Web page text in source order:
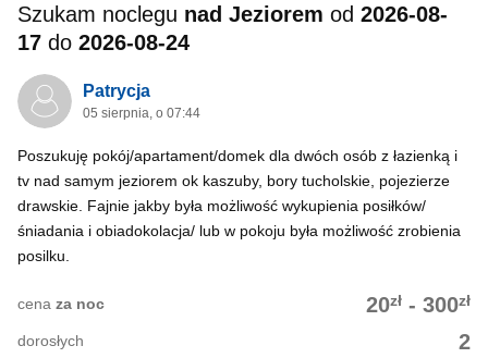
Szukam noclegu nad Jeziorem od 2026-08-
17 do 2026-08-24
Patrycja
05 sierpnia, o 07:44
Poszukuję pokój/apartament/domek dla dwóch osób z łazienką i
tv nad samym jeziorem ok kaszuby, bory tucholskie, pojezierze
drawskie. Fajnie jakby była możliwość wykupienia posiłków/
śniadania i obiadokolacja/ lub w pokoju była możliwość zrobienia
posilku.
20zł - 300zł
cena za noc
2
dorosłych